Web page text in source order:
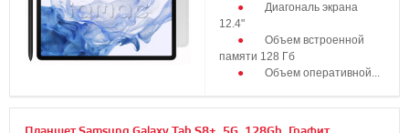
Диагональ экрана
12.4"
Объем встроенной
памяти 128 Гб
Объем оперативной...